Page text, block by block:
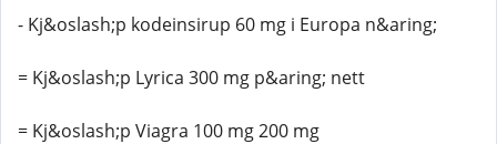
- Kj&oslash;p kodeinsirup 60 mg i Europa n&aring;
= Kj&oslash;p Lyrica 300 mg p&aring; nett
= Kj&oslash;p Viagra 100 mg 200 mg